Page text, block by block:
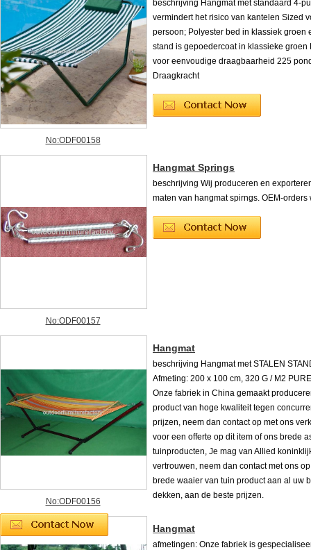
No:ODF00158
beschrijving Hangmat met standaard 4-
vermindert het risico van kantelen Sized
persoon; Polyester bed in klassiek groen
stand is gepoedercoat in klassieke groen
voor eenvoudige draagbaarheid 225
Draagkracht
No:ODF00157
Hangmat Springs
beschrijving Wij produceren en
maten van hangmat spirngs. OEM-orders
No:ODF00156
Hangmat
beschrijving Hangmat met STALEN
Afmeting: 200 x 100 cm, 320 G / M2
Onze fabriek in China gemaakt
product van hoge kwaliteit tegen
prijzen, neem dan contact op met ons
voor een offerte op dit item of ons brede
tuinproducten, Je mag van Allied
vertrouwen, neem dan contact met ons
brede waaier van tuin product aan al uw
dekken, aan de beste prijzen.
Hangmat
afmetingen: Onze fabriek is